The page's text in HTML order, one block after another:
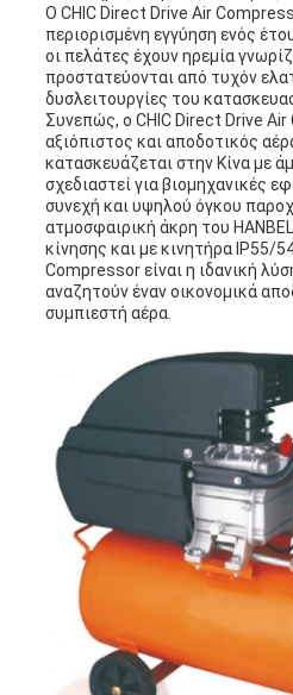
Ο CHIC Direct Drive Air
περιορισμένη εγγύηση ενός
οι πελάτες έχουν ηρεμία
προστατεύονται από τυχόν
δυσλειτουργίες του
Συνεπώς, ο CHIC Direct Drive Air
αξιόπιστος και αποδοτικός
κατασκευάζεται στην Κίνα με
σχεδιαστεί για βιομηχανικές
συνεχή και υψηλού όγκου
ατμοσφαιρική άκρη του
κίνησης και με κινητήρα IP55/
Compressor είναι η ιδανική
αναζητούν έναν οικονομικά
συμπιεστή αέρα.